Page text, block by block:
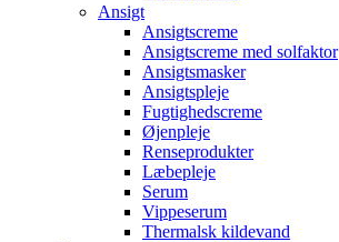
Ansigt
Ansigtscreme
Ansigtscreme med solfaktor
Ansigtsmasker
Ansigtspleje
Fugtighedscreme
Øjenpleje
Renseprodukter
Læbepleje
Serum
Vippeserum
Thermalsk kildevand